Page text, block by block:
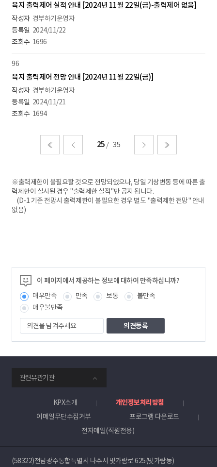
육지 출력제어 실적 안내 [2024년 11월 22일(금)-출력제어 없음]
경부하기운영자
2024/11/22
1696
96
육지 출력제어 전망 안내 [2024년 11월 22일(금)]
경부하기운영자
2024/11/21
1694
25 35
※출력제한이 불필요할 것으로 전망되었으나, 당일 기상변동 등에 따른 출
력제한이 실시된 경우 "출력제한 실적"만 공지 됩니다.
(D-1 기준 전망시 출력제한이 불필요한 경우 별도 "출력제한 전망" 안내
없음)
이 페이지에서 제공하는 정보에 대하여 만족하십니까?
매우만족
만족 보통
불만족
매우불만족
의
견
을
겨
주
세
요
관련유관기관
KPX소개
개인정보처리방침
이메일무단수집거부
프로그램 다운로드
전자메일(직원전용)
(58322)전남광주통합특별시 나주시 빛가람로 625(빛가람동)